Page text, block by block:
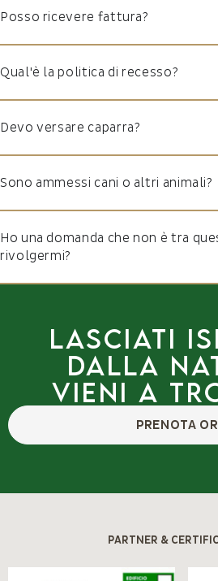
Posso ricevere fattura?
Qual'è la politica di recesso?
Devo versare caparra?
Sono ammessi cani o altri animali?
Ho una domanda che non è tra
rivolgermi?
Lasciati
dalla
Vieni a
PRENOTA
PARTNER &